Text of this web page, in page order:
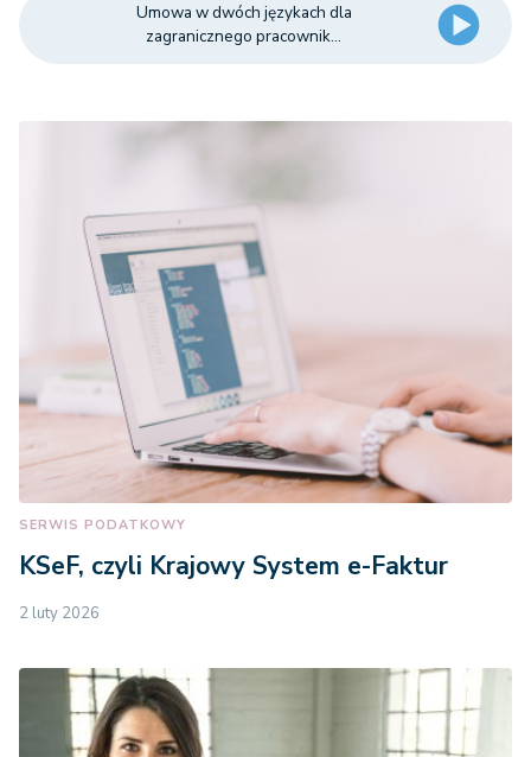
Umowa w dwóch językach dla
zagranicznego pracownik...
SERWIS PODATKOWY
KSeF, czyli Krajowy System e-Faktur
2 luty 2026